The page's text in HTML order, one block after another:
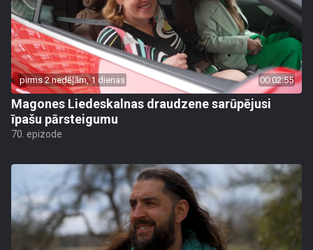
pirms 2 nedēļām, 1 dienas 00:02:55
Magones Liedeskalnas draudzene sarūpējusi
īpašu pārsteigumu
70. epizode